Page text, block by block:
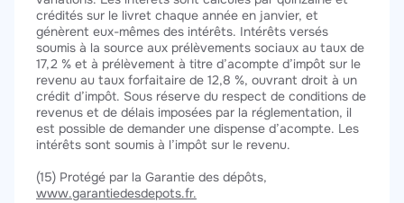
crédités sur le livret chaque année en janvier, et
génèrent eux-mêmes des intérêts. Intérêts versés
soumis à la source aux prélèvements sociaux au taux de
17,2 % et à prélèvement à titre d’acompte d’impôt sur le
revenu au taux forfaitaire de 12,8 %, ouvrant droit à un
crédit d’impôt. Sous réserve du respect de conditions de
revenus et de délais imposées par la réglementation, il
est possible de demander une dispense d’acompte. Les
intérêts sont soumis à l’impôt sur le revenu.
(15) Protégé par la Garantie des dépôts,
www.garantiedesdepots.fr.